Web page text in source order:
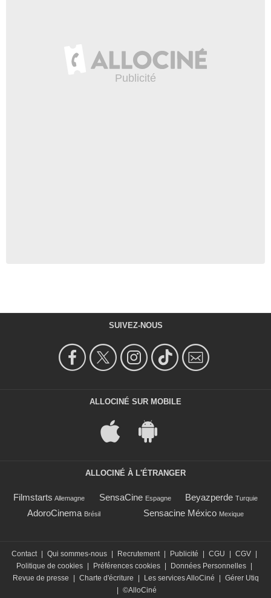
SUIVEZ-NOUS
ALLOCINÉ SUR MOBILE
ALLOCINÉ À L'ÉTRANGER
Filmstarts Allemagne SensaCine Espagne Beyazperde Turquie
AdoroCinema Brésil Sensacine México Mexique
Contact Qui sommes-nous Recrutement Publicité CGU CGV
Politique de cookies
Préférences cookies Données Personnelles
Revue de presse
Charte d'écriture Les services AlloCiné
Gérer Utiq
©AlloCiné